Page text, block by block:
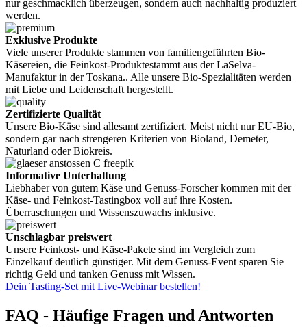
nur geschmacklich überzeugen, sondern auch nachhaltig produziert
werden.
Exklusive Produkte
Viele unserer Produkte stammen von familiengeführten Bio-
Käsereien, die Feinkost-Produktestammt aus der LaSelva-
Manufaktur in der Toskana.. Alle unsere Bio-Spezialitäten werden
mit Liebe und Leidenschaft hergestellt.
Zertifizierte Qualität
Unsere Bio-Käse sind allesamt zertifiziert. Meist nicht nur EU-Bio,
sondern gar nach strengeren Kriterien von Bioland, Demeter,
Naturland oder Biokreis.
Informative Unterhaltung
Liebhaber von gutem Käse und Genuss-Forscher kommen mit der
Käse- und Feinkost-Tastingbox voll auf ihre Kosten.
Überraschungen und Wissenszuwachs inklusive.
Unschlagbar preiswert
Unsere Feinkost- und Käse-Pakete sind im Vergleich zum
Einzelkauf deutlich günstiger. Mit dem Genuss-Event sparen Sie
richtig Geld und tanken Genuss mit Wissen.
Dein Tasting-Set mit Live-Webinar bestellen!
FAQ - Häufige Fragen und Antworten